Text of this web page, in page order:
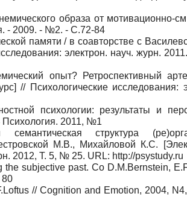
образа от мотивационно-
- 2009. - №2. - С.72-84
памяти / в соавторстве с
электрон. науч. журн.
опыт? Ретроспективный
// Психологические исследования:
психологии: результаты и
Психология. 2011, №1
структура
М.В., Михайловой К.С.
2012, Т. 5, № 25. URL: http://psystudy.ru
subjective past. Co D.M.Bernstein,
80
// Cognition and Emotion, 2004,